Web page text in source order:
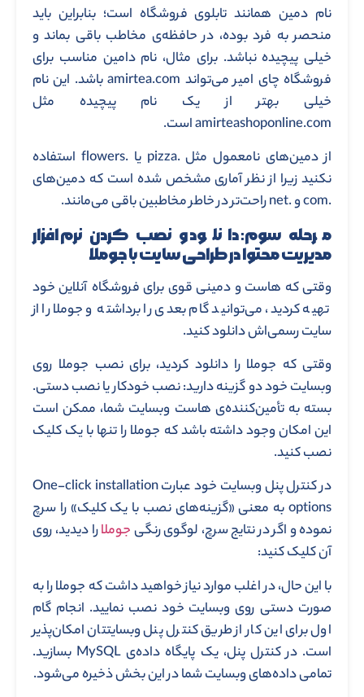
نام دمین همانند تابلوی فروشگاه است؛ بنابراین باید
منحصر به فرد بوده، در حافظه‌ی مخاطب باقی بماند و
خیلی پیچیده نباشد. برای مثال، نام دامین مناسب برای
فروشگاه چای امیر می‌تواند amirtea.com باشد. این نام
خیلی بهتر از یک نام پیچیده مثل
amirteashoponline.com است.
از دمین‌های نامعمول مثل .pizza یا .flowers استفاده
نکنید زیرا از نظر آماری مشخص شده است که دمین‌های
.com و .net راحت‌تر در خاطر مخاطبین باقی ‌می‌مانند.
مرحله سوم: دانلود و نصب کردن نرم افزار
مدیریت محتوا در طراحی سایت با جوملا
وقتی که هاست و دمینی قوی برای فروشگاه آنلاین خود
تهیه کردید، می‌توانید گام بعدی را برداشته و جوملا را از
سایت رسمی‌اش دانلود کنید.
وقتی که جوملا را دانلود کردید، برای نصب جوملا روی
وبسایت خود دو گزینه دارید: نصب خودکار یا نصب دستی.
بسته به تأمین‌کننده‌ی هاست وبسایت شما، ممکن است
این امکان وجود داشته باشد که جوملا را تنها با یک کلیک
نصب کنید.
در کنترل پنل وبسایت خود عبارت One-click installation
options به معنی «گزینه‌های نصب با یک کلیک» را سرچ
نموده و اگر در نتایج سرچ، لوگوی رنگیجوملارا دیدید، روی
آن کلیک کنید:
با این حال، در اغلب موارد نیاز خواهید داشت که جوملا را به
صورت دستی روی وبسایت خود نصب نمایید. انجام گام
اول برای این کار از طریق کنترل پنل وبسایتتان امکان‌پذیر
است. در کنترل پنل، یک پایگاه داده‌ی MySQL بسازید.
تمامی داده‌های وبسایت شما در این بخش ذخیره می‌شود.